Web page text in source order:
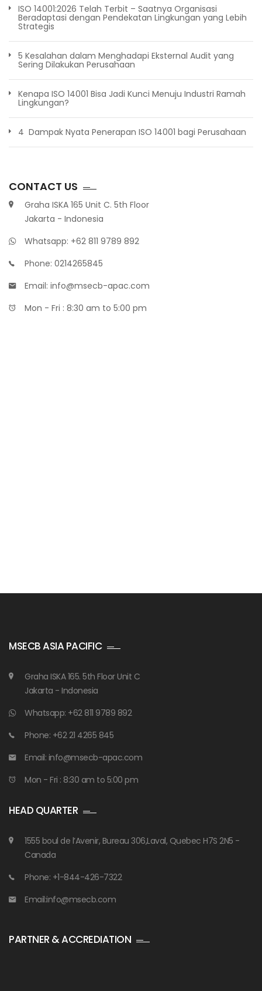
ISO 14001:2026 Telah Terbit – Saatnya Organisasi
Beradaptasi dengan Pendekatan Lingkungan yang Lebih
Strategis
5 Kesalahan dalam Menghadapi Eksternal Audit yang
Sering Dilakukan Perusahaan
Kenapa ISO 14001 Bisa Jadi Kunci Menuju Industri Ramah
Lingkungan?
4 Dampak Nyata Penerapan ISO 14001 bagi Perusahaan
CONTACT US
Graha ISKA 165 Unit C. 5th Floor
Jakarta - Indonesia
Whatsapp: +62 811 9789 892
Phone: 0214265845
Email: info@msecb-apac.com
Mon - Fri : 8:30 am to 5:00 pm
MSECB ASIA PACIFIC
Graha ISKA 165. 5th Floor Unit C
Jakarta - Indonesia
Whatsapp: +62 811 9789 892
Phone: +62 21 4265 845
Email: info@msecb-apac.com
Mon - Fri : 8:30 am to 5:00 pm
HEAD QUARTER
1555 boul de l’Avenir, Bureau 306,Laval, Quebec H7S 2N5 -
Canada
Phone: +1-844-426-7322
Email:info@msecb.com
PARTNER & ACCREDIATION